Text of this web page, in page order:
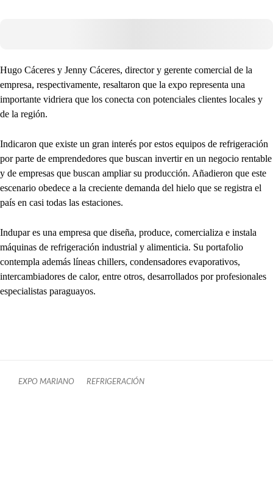
Hugo Cáceres y Jenny Cáceres, director y gerente comercial de la
empresa, respectivamente, resaltaron que la expo representa una
importante vidriera que los conecta con potenciales clientes locales y
de la región.
Indicaron que existe un gran interés por estos equipos de refrigeración
por parte de emprendedores que buscan invertir en un negocio rentable
y de empresas que buscan ampliar su producción. Añadieron que este
escenario obedece a la creciente demanda del hielo que se registra el
país en casi todas las estaciones.
Indupar es una empresa que diseña, produce, comercializa e instala
máquinas de refrigeración industrial y alimenticia. Su portafolio
contempla además líneas chillers, condensadores evaporativos,
intercambiadores de calor, entre otros, desarrollados por profesionales
especialistas paraguayos.
EXPO MARIANO REFRIGERACIÓN